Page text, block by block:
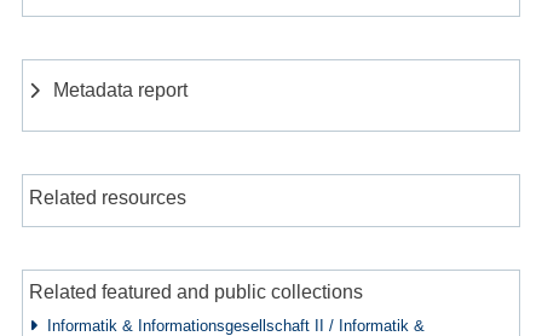
Metadata report
Related resources
Related featured and public collections
Informatik & Informationsgesellschaft II / Informatik &